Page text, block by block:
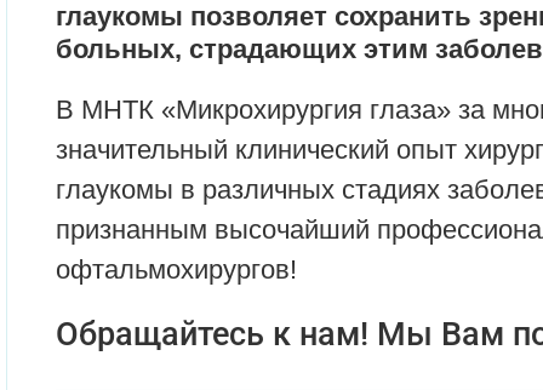
глаукомы позволяет сохранить
больных, страдающих этим
В МНТК «Микрохирургия глаза» за
значительный клинический опыт
глаукомы в различных стадиях
признанным высочайший
офтальмохирургов!
Обращайтесь к нам! Мы Вам